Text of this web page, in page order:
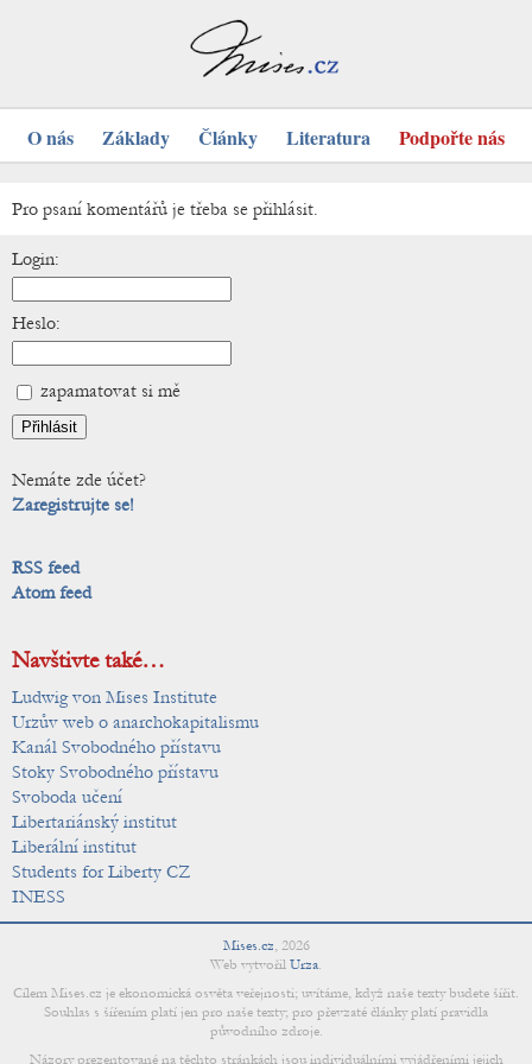
O nás Základy Články Literatura Podpořte nás
Pro psaní komentářů je třeba se přihlásit.
Login:
Heslo:
zapamatovat si mě
Nemáte zde účet?
Zaregistrujte se!
RSS feed
Atom feed
Navštivte také…
Ludwig von Mises Institute
Urzův web o anarchokapitalismu
Kanál Svobodného přístavu
Stoky Svobodného přístavu
Svoboda učení
Libertariánský institut
Liberální institut
Students for Liberty CZ
INESS
Mises.cz, 2026
Web vytvořil Urza.
Cílem Mises.cz je ekonomická osvěta veřejnosti; uvítáme, když naše texty budete šířit.
Souhlas s šířením platí jen pro naše texty; pro převzaté články platí pravidla
původního zdroje.
Názory prezentované na těchto stránkách jsou individuálními vyjádřeními jejich